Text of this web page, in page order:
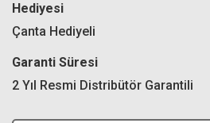
Hediyesi
Çanta Hediyeli
Garanti Süresi
2 Yıl Resmi Distribütör Garantili